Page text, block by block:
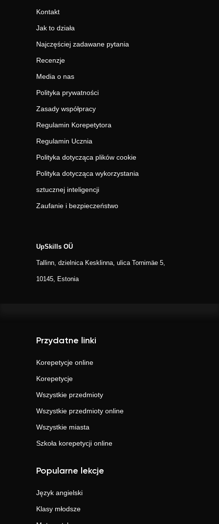
Kontakt
Jak to działa
Najczęściej zadawane pytania
Recenzje
Media o nas
Polityka prywatności
Zasady współpracy
Regulamin Korepetytora
Regulamin Ucznia
Polityka dotycząca plików cookie
Polityka dotycząca wykorzystania
sztucznej inteligencji
Zaufanie i bezpieczeństwo
UpSkills OÜ
Tallinn, dzielnica Kesklinna, ulica Tornimäe 5,
10145, Estonia
Przydatne linki
Korepetycje online
Korepetycje
Wszystkie przedmioty
Wszystkie przedmioty online
Wszystkie miasta
Szkoła korepetycji online
Popularne lekcje
Język angielski
Klasy młodsze